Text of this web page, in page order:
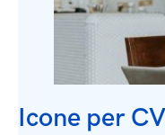
Icone per